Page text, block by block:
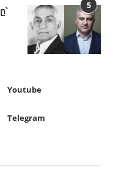
5
Youtube
Telegram